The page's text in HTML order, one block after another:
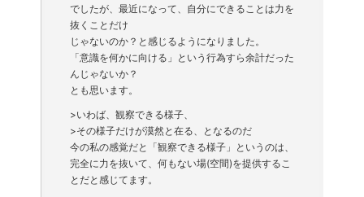
でしたが、最近になって、自分にできることは力を
抜くことだけ
じゃないのか？と感じるようになりました。
「意識を何かに向ける」という行為すら余計だった
んじゃないか？
とも思います。
>いわば、観察できる様子、
>その様子だけが漠然と在る、となるのだ
今の私の感覚だと「観察できる様子」というのは、
完全に力を抜いて、何もない場(空間)を提供するこ
とだと感じてます。